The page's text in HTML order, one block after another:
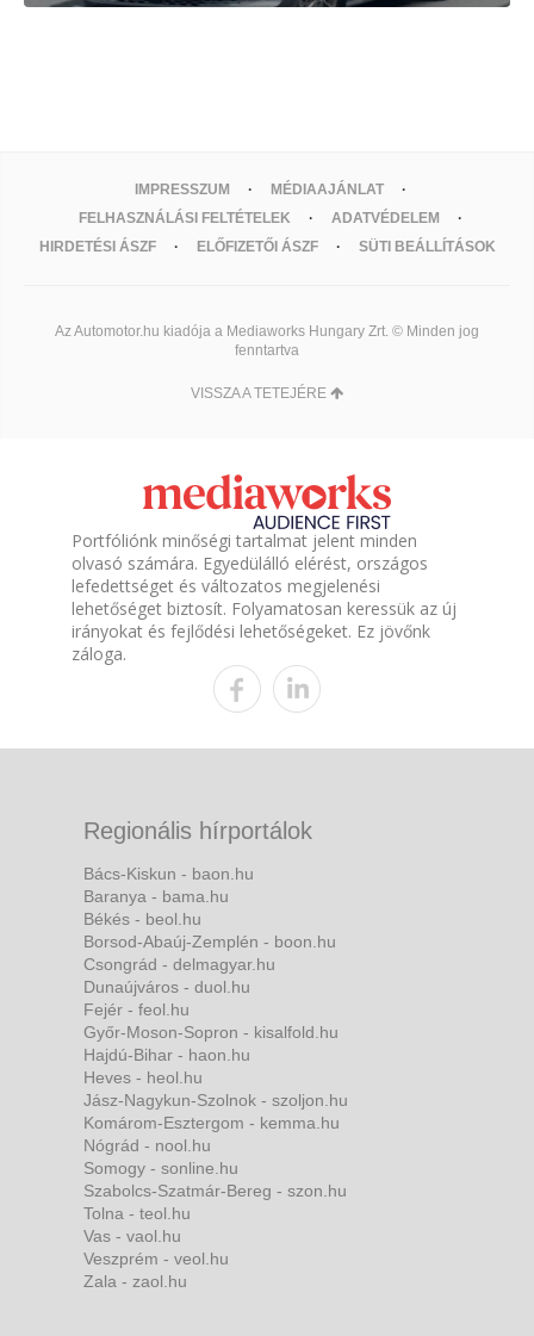
IMPRESSZUM
MÉDIAAJÁNLAT
FELHASZNÁLÁSI FELTÉTELEK
ADATVÉDELEM
HIRDETÉSI ÁSZF
ELŐFIZETŐI ÁSZF SÜTI BEÁLLÍTÁSOK
Az Automotor.hu kiadója a Mediaworks Hungary Zrt. © Minden jog
fenntartva
VISSZA A TETEJÉRE
Portfóliónk minőségi tartalmat jelent minden
olvasó számára. Egyedülálló elérést, országos
lefedettséget és változatos megjelenési
lehetőséget biztosít. Folyamatosan keressük az új
irányokat és fejlődési lehetőségeket. Ez jövőnk
záloga.
Regionális hírportálok
Bács-Kiskun - baon.hu
Baranya - bama.hu
Békés - beol.hu
Borsod-Abaúj-Zemplén - boon.hu
Csongrád - delmagyar.hu
Dunaújváros - duol.hu
Fejér - feol.hu
Győr-Moson-Sopron - kisalfold.hu
Hajdú-Bihar - haon.hu
Heves - heol.hu
Jász-Nagykun-Szolnok - szoljon.hu
Komárom-Esztergom - kemma.hu
Nógrád - nool.hu
Somogy - sonline.hu
Szabolcs-Szatmár-Bereg - szon.hu
Tolna - teol.hu
Vas - vaol.hu
Veszprém - veol.hu
Zala - zaol.hu